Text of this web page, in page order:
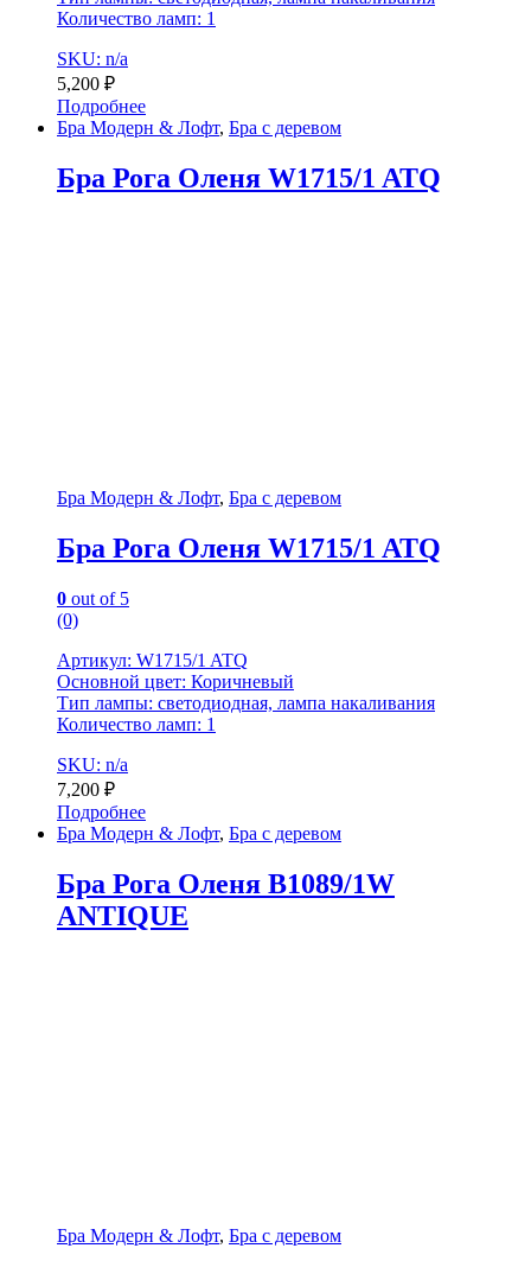
Количество ламп: 1
SKU: n/a
5,200 ₽
Подробнее
Бра Модерн & Лофт, Бра с деревом
Бра Рога Оленя W1715/1 ATQ
Бра Модерн & Лофт, Бра с деревом
Бра Рога Оленя W1715/1 ATQ
0 out of 5
(0)
Артикул: W1715/1 ATQ
Основной цвет: Коричневый
Тип лампы: светодиодная, лампа накаливания
Количество ламп: 1
SKU: n/a
7,200 ₽
Подробнее
Бра Модерн & Лофт, Бра с деревом
Бра Рога Оленя B1089/1W
ANTIQUE
Бра Модерн & Лофт, Бра с деревом